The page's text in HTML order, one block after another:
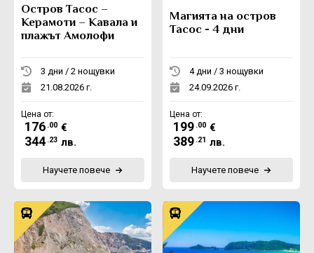
Остров Тасос –
Керамоти – Кавала и
плажът Амолофи
3 дни / 2 нощувки
21.08.2026 г.
Цена от:
176 .00 €
344 .23 лв.
Научете повече
Магията на остров
Тасос - 4 дни
4 дни / 3 нощувки
24.09.2026 г.
Цена от:
199 .00 €
389 .21 лв.
Научете повече